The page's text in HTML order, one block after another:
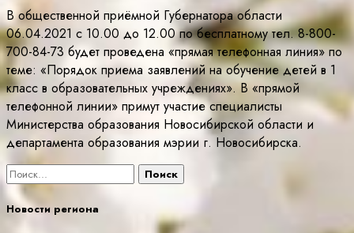
В общественной приёмной Губернатора области
06.04.2021 с 10.00 до 12.00 по бесплатному тел. 8-800-
700-84-73 будет проведена «прямая телефонная линия» по
теме: «Порядок приема заявлений на обучение детей в 1
класс в образовательных учреждениях». В «прямой
телефонной линии» примут участие специалисты
Министерства образования Новосибирской области и
департамента образования мэрии г. Новосибирска.
Найти:
Новости региона